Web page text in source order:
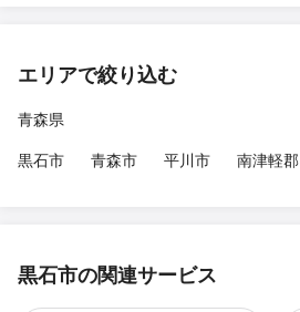
エリアで絞り込む
青森県
黒石市
青森市 平川市 南津軽郡
黒石市の関連サービス